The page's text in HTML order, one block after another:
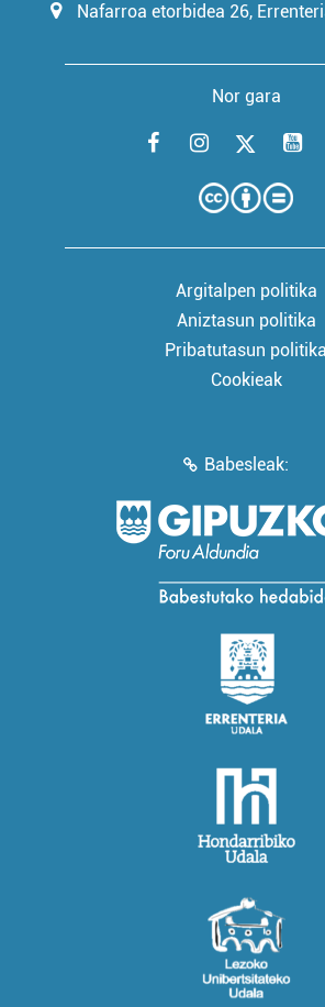
Nafarroa etorbidea 26,
Nor gara
Argitalpen politika
Aniztasun politika
Pribatutasun politika
Cookieak
Babesleak: